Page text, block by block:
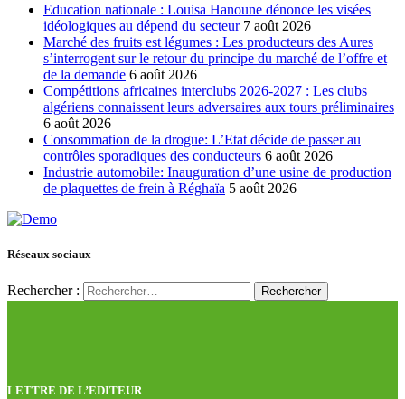
Education nationale : Louisa Hanoune dénonce les visées
idéologiques au dépend du secteur 7 août 2026
Marché des fruits est légumes : Les producteurs des Aures
s’interrogent sur le retour du principe du marché de l’offre et
de la demande 6 août 2026
Compétitions africaines interclubs 2026-2027 : Les clubs
algériens connaissent leurs adversaires aux tours préliminaires
6 août 2026
Consommation de la drogue: L’Etat décide de passer au
contrôles sporadiques des conducteurs 6 août 2026
Industrie automobile: Inauguration d’une usine de production
de plaquettes de frein à Réghaïa 5 août 2026
Réseaux sociaux
Rechercher :
LETTRE DE L’EDITEUR